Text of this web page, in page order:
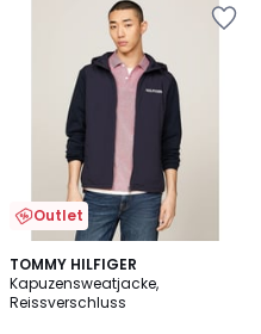
Outlet
TOMMY HILFIGER
Kapuzensweatjacke,
Reissverschluss
4
/
5